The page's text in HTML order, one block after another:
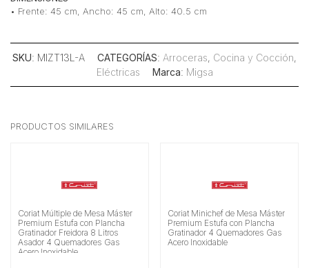
• Frente: 45 cm, Ancho: 45 cm, Alto: 40.5 cm
SKU: MIZT13L-A CATEGORÍAS: Arroceras, Cocina y Cocción,
Eléctricas
Marca: Migsa
PRODUCTOS SIMILARES
Coriat Múltiple de Mesa Máster
Premium Estufa con Plancha
Gratinador Freidora 8 Litros
Asador 4 Quemadores Gas
Acero Inoxidable
Coriat Minichef de Mesa Máster
Premium Estufa con Plancha
Gratinador 4 Quemadores Gas
Acero Inoxidable